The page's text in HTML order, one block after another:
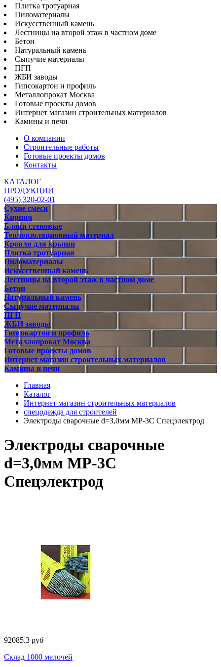
Плитка тротуарная
Пиломатериалы
Искусственный камень
Лестницы на второй этаж в частном доме
Бетон
Натуральный камень
Сыпучие материалы
ПГП
ЖБИ заводы
Гипсокартон и профиль
Металлопрокат Москва
Готовые проекты домов
Интернет магазин строительных материалов
Камины и печи
О компании
Строительные работы
Готовые проекты домов
Контакты
КАТАЛОГ
ПРОДУКЦИИ
(495) 320-02-01
Сухие смеси
Кирпич
Блоки стеновые
Теплоизоляционный материал
Кровля для крыши
Плитка тротуарная
Пиломатериалы
Искусственный камень
Лестницы на второй этаж в частном доме
Бетон
Натуральный камень
Сыпучие материалы
ПГП
ЖБИ заводы
Гипсокартон и профиль
Металлопрокат Москва
Готовые проекты домов
Интернет магазин строительных материалов
Камины и печи
Главная
Каталог
Интернет магазин строительных материалов
спецодежда для строителей
Электроды сварочные d=3,0мм МР-3С Спецэлектрод
Электроды сварочные
d=3,0мм МР-3С
Спецэлектрод
92085.3 руб
Склад 1000 мелочей